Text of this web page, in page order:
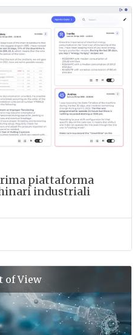
piattaforma
industriali
of View